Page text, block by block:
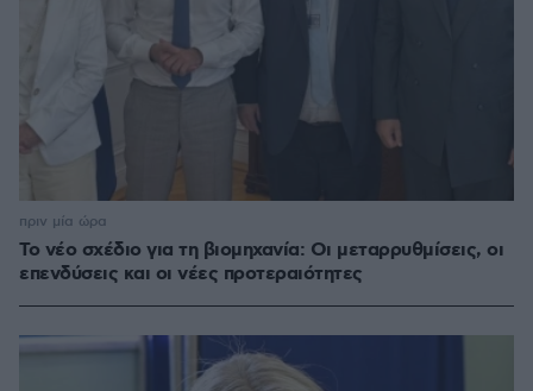
Το νέο σχέδιο για τη βιομηχανία: Οι μεταρρυθμίσεις, οι
επενδύσεις και οι νέες προτεραιότητες
πριν μία ώρα